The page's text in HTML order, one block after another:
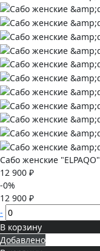
Сабо женские "ELPAQO"
12 900 ₽
-0%
12 900 ₽
-
В корзину
Добавлено